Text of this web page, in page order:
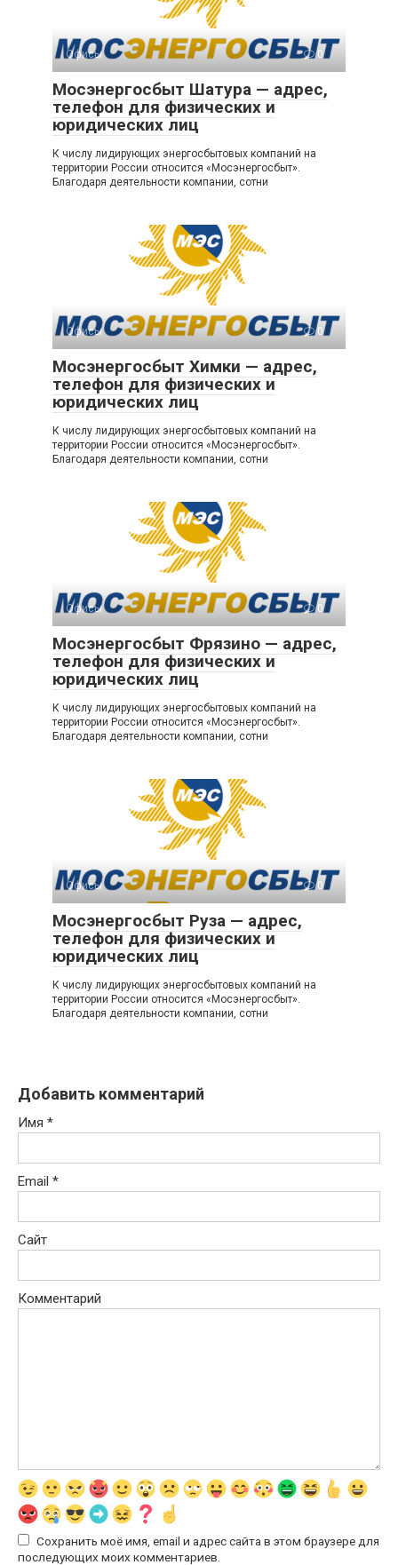
Офисы 0
Мосэнергосбыт Шатура — адрес,
телефон для физических и
юридических лиц
К числу лидирующих энергосбытовых компаний на
территории России относится «Мосэнергосбыт».
Благодаря деятельности компании, сотни
Офисы 0
Мосэнергосбыт Химки — адрес,
телефон для физических и
юридических лиц
К числу лидирующих энергосбытовых компаний на
территории России относится «Мосэнергосбыт».
Благодаря деятельности компании, сотни
Офисы 0
Мосэнергосбыт Фрязино — адрес,
телефон для физических и
юридических лиц
К числу лидирующих энергосбытовых компаний на
территории России относится «Мосэнергосбыт».
Благодаря деятельности компании, сотни
Офисы 0
Мосэнергосбыт Руза — адрес,
телефон для физических и
юридических лиц
К числу лидирующих энергосбытовых компаний на
территории России относится «Мосэнергосбыт».
Благодаря деятельности компании, сотни
Добавить комментарий
Имя *
Email *
Сайт
Комментарий
Сохранить моё имя, email и адрес сайта в этом браузере для
последующих моих комментариев.